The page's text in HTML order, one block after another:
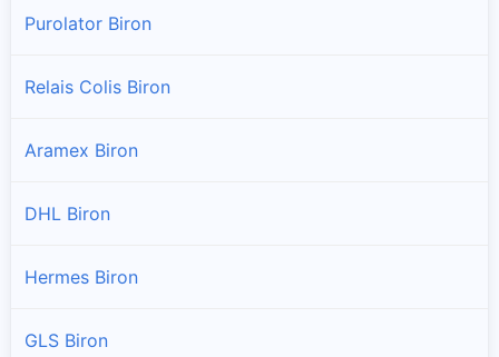
Purolator Biron
Relais Colis Biron
Aramex Biron
DHL Biron
Hermes Biron
GLS Biron